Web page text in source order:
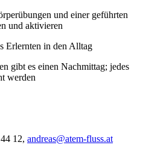
und einer geführten
und aktivieren
Erlernten in den Alltag
gibt es einen Nachmittag; jedes
werden
12, andreas@atem-fluss.at